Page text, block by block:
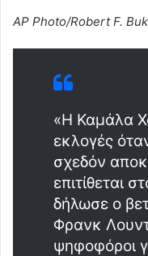
AP Photo/Robert F.
«Η Καμάλα
εκλογές
σχεδόν
επιτίθεται
δήλωσε ο
Φρανκ
ψηφοφόροι